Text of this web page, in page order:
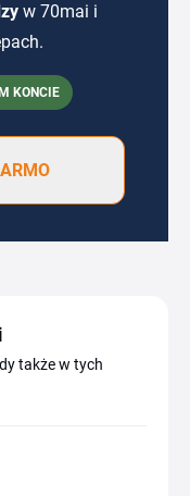
w 70mai i
KONCIE
także w tych